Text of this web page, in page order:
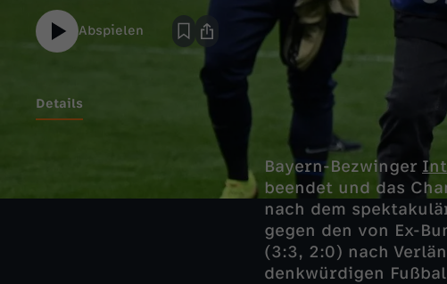
Abspielen
Details
Bayern-Bezwinger
beendet und das
nach dem
gegen den von Ex-
(3:3, 2:0) nach
denkwürdigen